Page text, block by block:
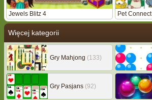
Jewels Blitz 4 Pet Connect
Więcej kategorii
Gry Mahjong (133)
Gry Pasjans (92)